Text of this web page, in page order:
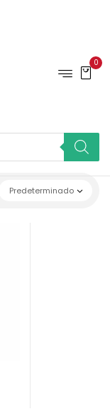
0
Predeterminado